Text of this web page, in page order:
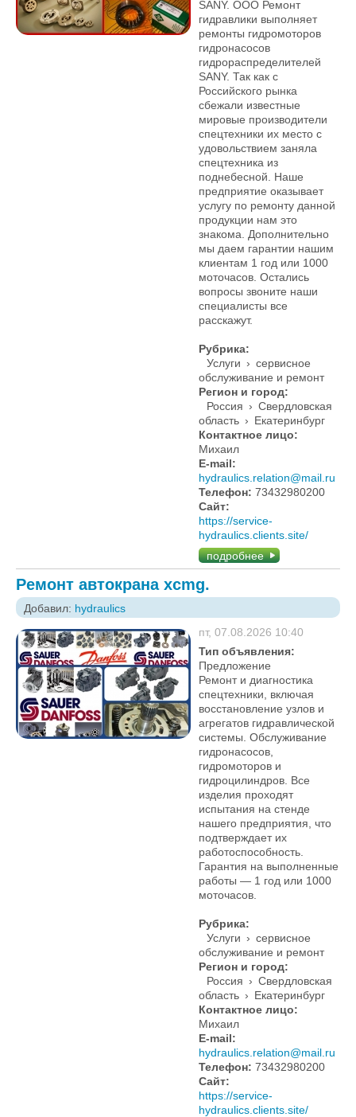
SANY. ООО Ремонт
гидравлики выполняет
ремонты гидромоторов
гидронасосов
гидрораспределителей
SANY. Так как с
Российского рынка
сбежали известные
мировые производители
спецтехники их место с
удовольствием заняла
спецтехника из
поднебесной. Наше
предприятие оказывает
услугу по ремонту данной
продукции нам это
знакома. Дополнительно
мы даем гарантии нашим
клиентам 1 год или 1000
моточасов. Остались
вопросы звоните наши
специалисты все
расскажут.
Рубрика:
Услуги › сервисное
обслуживание и ремонт
Регион и город:
Россия › Свердловская
область › Екатеринбург
Контактное лицо:
Михаил
E-mail:
hydraulics.relation@mail.ru
Телефон: 73432980200
Сайт:
https://service-
hydraulics.clients.site/
подробнее
Ремонт автокрана xcmg.
Добавил: hydraulics
пт, 07.08.2026 10:40
Тип объявления:
Предложение
Ремонт и диагностика
спецтехники, включая
восстановление узлов и
агрегатов гидравлической
системы. Обслуживание
гидронасосов,
гидромоторов и
гидроцилиндров. Все
изделия проходят
испытания на стенде
нашего предприятия, что
подтверждает их
работоспособность.
Гарантия на выполненные
работы — 1 год или 1000
моточасов.
Рубрика:
Услуги › сервисное
обслуживание и ремонт
Регион и город:
Россия › Свердловская
область › Екатеринбург
Контактное лицо:
Михаил
E-mail:
hydraulics.relation@mail.ru
Телефон: 73432980200
Сайт:
https://service-
hydraulics.clients.site/